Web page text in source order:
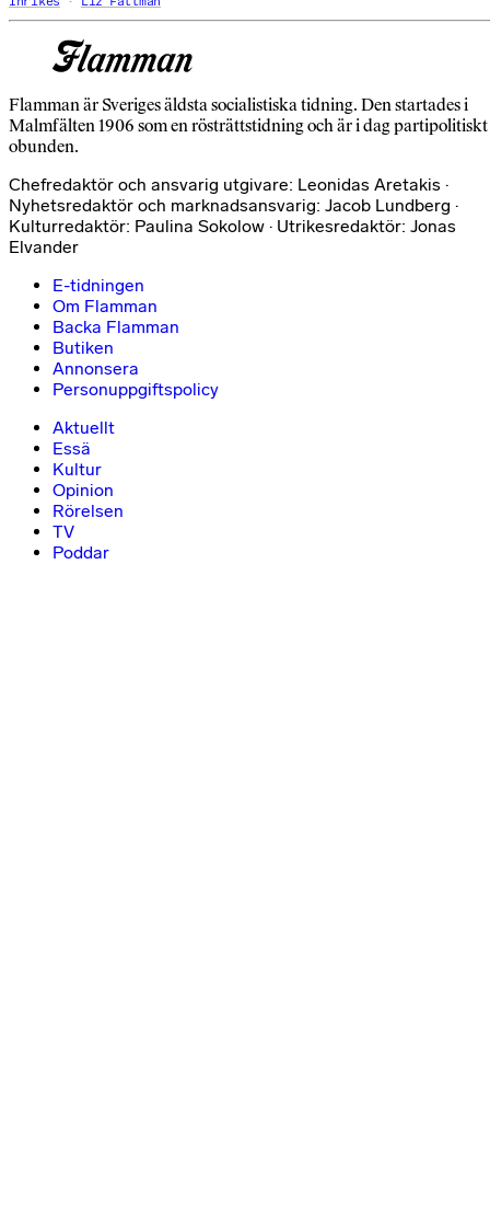
Flamman är Sveriges äldsta socialistiska tidning. Den startades i
Malmfälten 1906 som en rösträttstidning och är i dag partipolitiskt
obunden.
Chefredaktör och ansvarig utgivare: Leonidas Aretakis ·
Nyhetsredaktör och marknadsansvarig: Jacob Lundberg ·
Kulturredaktör: Paulina Sokolow · Utrikesredaktör: Jonas
Elvander
E-tidningen
Om Flamman
Backa Flamman
Butiken
Annonsera
Personuppgiftspolicy
Aktuellt
Essä
Kultur
Opinion
Rörelsen
TV
Poddar